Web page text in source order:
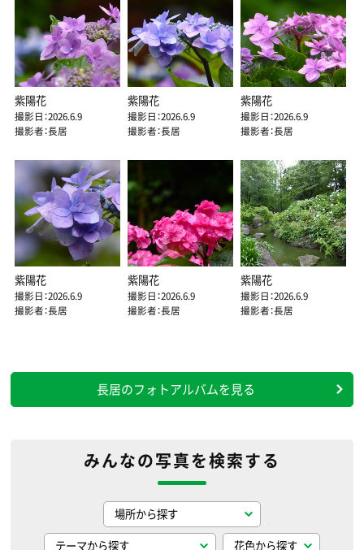
紫陽花
撮影日：2026.6.9
撮影者：長居
紫陽花
撮影日：2026.6.9
撮影者：長居
紫陽花
撮影日：2026.6.9
撮影者：長居
紫陽花
撮影日：2026.6.9
撮影者：長居
紫陽花
撮影日：2026.6.9
撮影者：長居
紫陽花
撮影日：2026.6.9
撮影者：長居
長居のフォトアルバムを見る
みんなの写真を検索する